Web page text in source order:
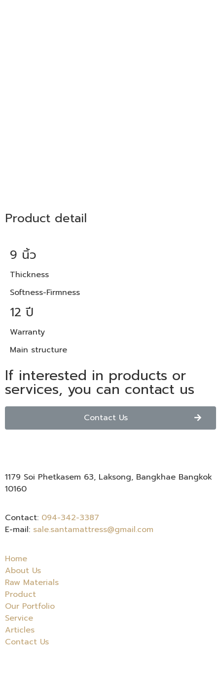
Product detail
9 นิ้ว
Thickness
Softness-Firmness
12 ปี
Warranty
Main structure
If interested in products or
services, you can contact us
Contact Us
1179 Soi Phetkasem 63, Laksong, Bangkhae Bangkok
10160
Contact: 094-342-3387
E-mail: sale.santamattress@gmail.com
Home
About Us
Raw Materials
Product
Our Portfolio
Service
Articles
Contact Us